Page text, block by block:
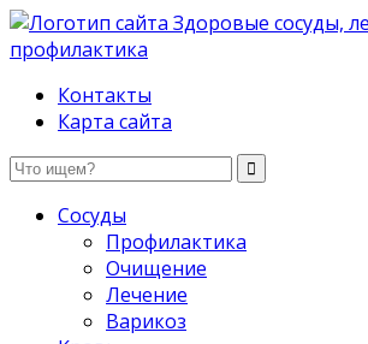
Здоровые сосуды, лечение и профилактика
Контакты
Карта сайта
Сосуды
Профилактика
Очищение
Лечение
Варикоз